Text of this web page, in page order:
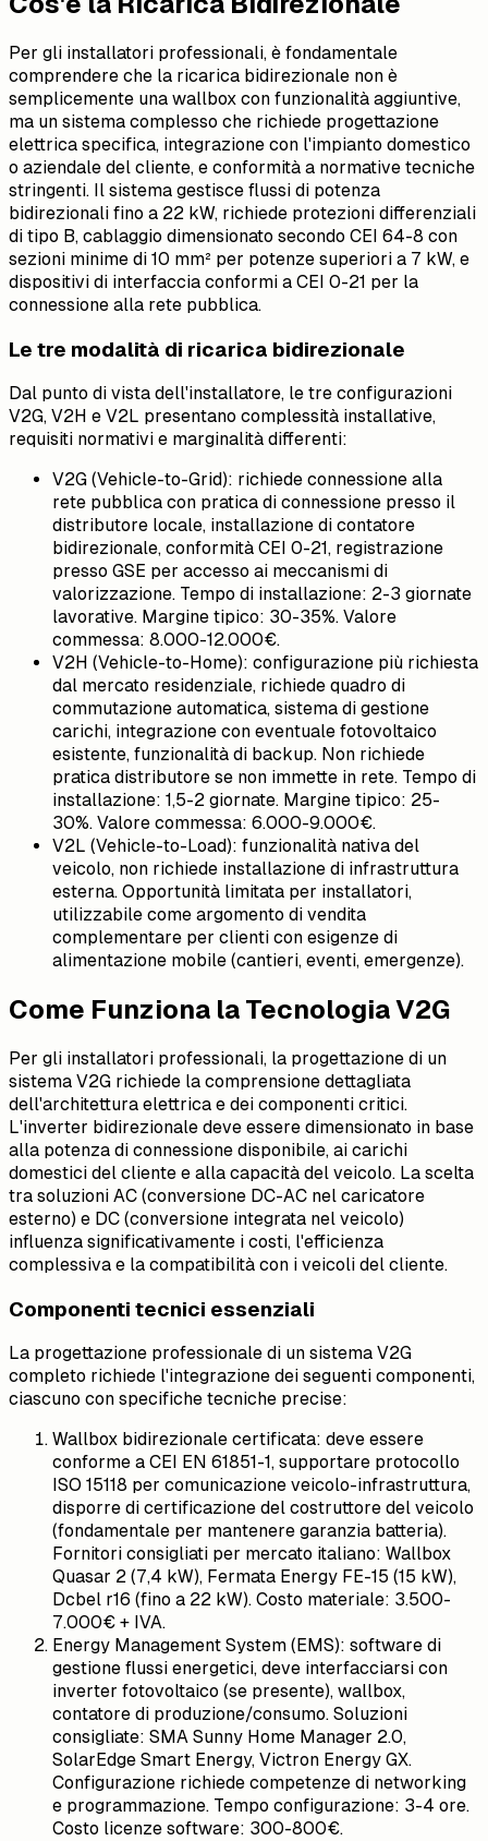
Per gli installatori professionali, è fondamentale
comprendere che la ricarica bidirezionale non è
semplicemente una wallbox con funzionalità aggiuntive,
ma un sistema complesso che richiede progettazione
elettrica specifica, integrazione con l'impianto domestico
o aziendale del cliente, e conformità a normative tecniche
stringenti. Il sistema gestisce flussi di potenza
bidirezionali fino a 22 kW, richiede protezioni differenziali
di tipo B, cablaggio dimensionato secondo CEI 64-8 con
sezioni minime di 10 mm² per potenze superiori a 7 kW, e
dispositivi di interfaccia conformi a CEI 0-21 per la
connessione alla rete pubblica.
Le tre modalità di ricarica bidirezionale
Dal punto di vista dell'installatore, le tre configurazioni
V2G, V2H e V2L presentano complessità installative,
requisiti normativi e marginalità differenti:
V2G (Vehicle-to-Grid): richiede connessione alla
rete pubblica con pratica di connessione presso il
distributore locale, installazione di contatore
bidirezionale, conformità CEI 0-21, registrazione
presso GSE per accesso ai meccanismi di
valorizzazione. Tempo di installazione: 2-3 giornate
lavorative. Margine tipico: 30-35%. Valore
commessa: 8.000-12.000€.
V2H (Vehicle-to-Home): configurazione più richiesta
dal mercato residenziale, richiede quadro di
commutazione automatica, sistema di gestione
carichi, integrazione con eventuale fotovoltaico
esistente, funzionalità di backup. Non richiede
pratica distributore se non immette in rete. Tempo di
installazione: 1,5-2 giornate. Margine tipico: 25-
30%. Valore commessa: 6.000-9.000€.
V2L (Vehicle-to-Load): funzionalità nativa del
veicolo, non richiede installazione di infrastruttura
esterna. Opportunità limitata per installatori,
utilizzabile come argomento di vendita
complementare per clienti con esigenze di
alimentazione mobile (cantieri, eventi, emergenze).
Come Funziona la Tecnologia V2G
Per gli installatori professionali, la progettazione di un
sistema V2G richiede la comprensione dettagliata
dell'architettura elettrica e dei componenti critici.
L'inverter bidirezionale deve essere dimensionato in base
alla potenza di connessione disponibile, ai carichi
domestici del cliente e alla capacità del veicolo. La scelta
tra soluzioni AC (conversione DC-AC nel caricatore
esterno) e DC (conversione integrata nel veicolo)
influenza significativamente i costi, l'efficienza
complessiva e la compatibilità con i veicoli del cliente.
Componenti tecnici essenziali
La progettazione professionale di un sistema V2G
completo richiede l'integrazione dei seguenti componenti,
ciascuno con specifiche tecniche precise:
Wallbox bidirezionale certificata: deve essere
conforme a CEI EN 61851-1, supportare protocollo
ISO 15118 per comunicazione veicolo-infrastruttura,
disporre di certificazione del costruttore del veicolo
(fondamentale per mantenere garanzia batteria).
Fornitori consigliati per mercato italiano: Wallbox
Quasar 2 (7,4 kW), Fermata Energy FE-15 (15 kW),
Dcbel r16 (fino a 22 kW). Costo materiale: 3.500-
7.000€ + IVA.
Energy Management System (EMS): software di
gestione flussi energetici, deve interfacciarsi con
inverter fotovoltaico (se presente), wallbox,
contatore di produzione/consumo. Soluzioni
consigliate: SMA Sunny Home Manager 2.0,
SolarEdge Smart Energy, Victron Energy GX.
Configurazione richiede competenze di networking
e programmazione. Tempo configurazione: 3-4 ore.
Costo licenze software: 300-800€.